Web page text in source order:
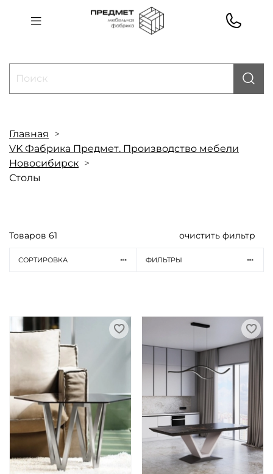
Главная
VK Фабрика Предмет. Производство мебели
Новосибирск
Столы
Товаров 61 очистить фильтр
СОРТИРОВКА ФИЛЬТРЫ